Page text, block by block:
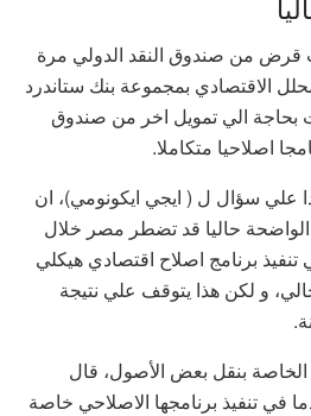
من صندوق النقد الدولي مرة
الاقتصادي بمجموعة بنك ستاندرد
بحاجة الي تمويل اخر من صندوق
اصلاحيا متكاملا.
علي سؤال ل ( ايجي ايكونومي)، ان
حاليا قد تضطر مصر خلال
تنفيذ برنامج اصلاح اقتصادي هيكلي
و لكن هذا يتوقف علي نتيجة
بنقل بعض الأصول، قال
تنفيذ برنامجها الاصلاحي خاصة